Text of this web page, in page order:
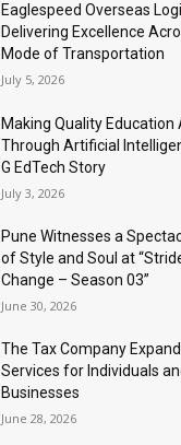
Eaglespeed Overseas
Delivering Excellence
Mode of Transportation
July 5, 2026
Making Quality Education
Through Artificial
G EdTech Story
July 3, 2026
Pune Witnesses a
of Style and Soul at
Change – Season 03”
June 30, 2026
The Tax Company
Services for Individuals
Businesses
June 28, 2026